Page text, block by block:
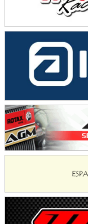
TUCUMANO - F5
Juan Navarro (Asfalto)
El Timbó (Tucumán)